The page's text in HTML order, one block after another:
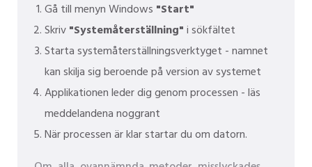
Gå till menyn Windows "Start"
Skriv"Systemåterställning"i sökfältet
Starta systemåterställningsverktyget - namnet
kan skilja sig beroende på version av systemet
Applikationen leder dig genom processen - läs
meddelandena noggrant
När processen är klar startar du om datorn.